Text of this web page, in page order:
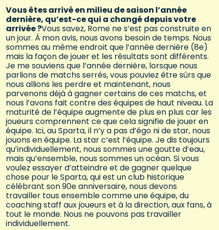
Vous êtes arrivé en milieu de saison l’année
dernière, qu’est-ce qui a changé depuis votre
arrivée ?Vous savez, Rome ne s’est pas construite en
un jour. À mon avis, nous avons besoin de temps. Nous
sommes au même endroit que l’année dernière (8e)
mais la façon de jouer et les résultats sont différents.
Je me souviens que l’année dernière, lorsque nous
parlions de matchs serrés, vous pouviez être sûrs que
nous allions les perdre et maintenant, nous
parvenons déjà à gagner certains de ces matchs, et
nous l’avons fait contre des équipes de haut niveau. La
maturité de l’équipe augmente de plus en plus car les
joueurs comprennent ce que cela signifie de jouer en
équipe. Ici, au Sparta, il n’y a pas d’égo ni de star, nous
jouons en équipe. La star c’est l’équipe. Je dis toujours
qu’individuellement, nous sommes une goutte d’eau,
mais qu’ensemble, nous sommes un océan. Si vous
voulez essayer d’atteindre et de gagner quelque
chose pour le Sparta, qui est un club historique
célébrant son 90e anniversaire, nous devons
travailler tous ensemble comme une équipe, du
coaching staff aux joueurs et à la direction, aux fans, à
tout le monde. Nous ne pouvons pas travailler
individuellement.